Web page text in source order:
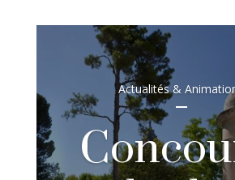
Actualités &